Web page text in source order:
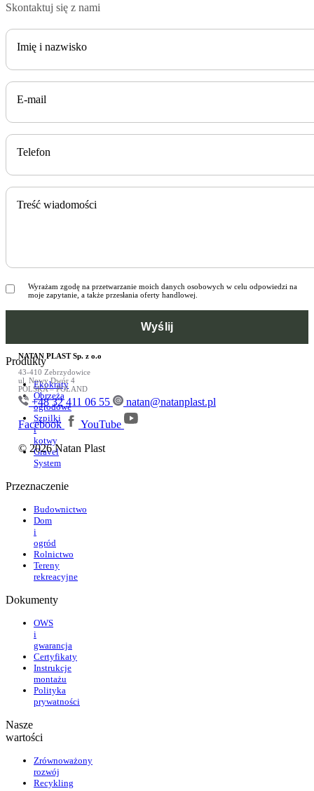
Skontaktuj się z nami
Imię i nazwisko
E-mail
Telefon
Treść wiadomości
Wyrażam zgodę na przetwarzanie moich danych osobowych w celu odpowiedzi na
moje zapytanie, a także przesłania oferty handlowej.
Produkty
Ekokraty
Obrzeża
ogrodowe
Szpilki
i
kotwy
Gravel
System
Przeznaczenie
Budownictwo
Dom
i
ogród
Rolnictwo
Tereny
rekreacyjne
Dokumenty
OWS
i
gwarancja
Certyfikaty
Instrukcje
montażu
Polityka
prywatności
Nasze
wartości
Zrównoważony
rozwój
Recykling
NATAN PLAST Sp. z o.o
43-410 Zebrzydowice
ul. Nowy Dwór 4
POLSKA – POLAND
+48 32 411 06 55
natan@natanplast.pl
Facebook
YouTube
© 2026 Natan Plast